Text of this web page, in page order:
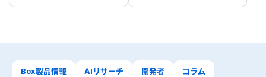
Box製品情報 AIリサーチ 開発者 コラム